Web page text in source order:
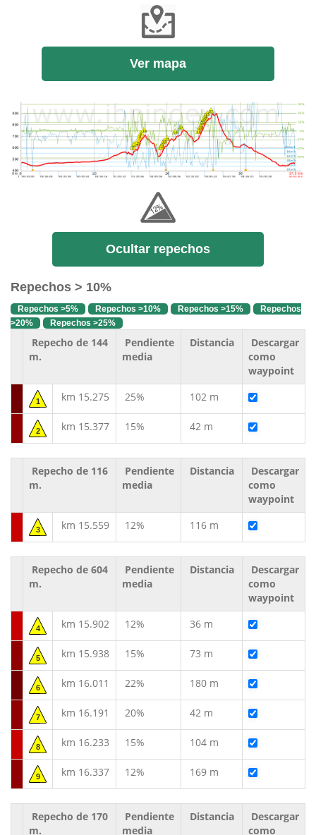
Ver mapa
Ocultar repechos
Repechos > 10%
Repechos >5% Repechos >10% Repechos >15%
Repechos
>20%
Repechos >25%
Repecho de 144
m.
Pendiente
media
Distancia
Descargar
como
waypoint
1 km 15.275 25% 102 m
2 km 15.377 15% 42 m
Repecho de 116
m.
Pendiente
media
Distancia
Descargar
como
waypoint
3 km 15.559 12% 116 m
Repecho de 604
m.
Pendiente
media
Distancia
Descargar
como
waypoint
4 km 15.902 12% 36 m
5 km 15.938 15% 73 m
6 km 16.011 22% 180 m
7 km 16.191 20% 42 m
8 km 16.233 15% 104 m
9 km 16.337 12% 169 m
Repecho de 170
m.
Pendiente
media
Distancia
Descargar
como